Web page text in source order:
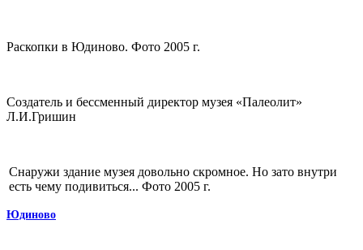
Раскопки в Юдиново. Фото 2005 г.
Создатель и бессменный директор музея «Палеолит»
Л.И.Гришин
Снаружи здание музея довольно скромное. Но зато внутри
есть чему подивиться... Фото 2005 г.
Юдиново